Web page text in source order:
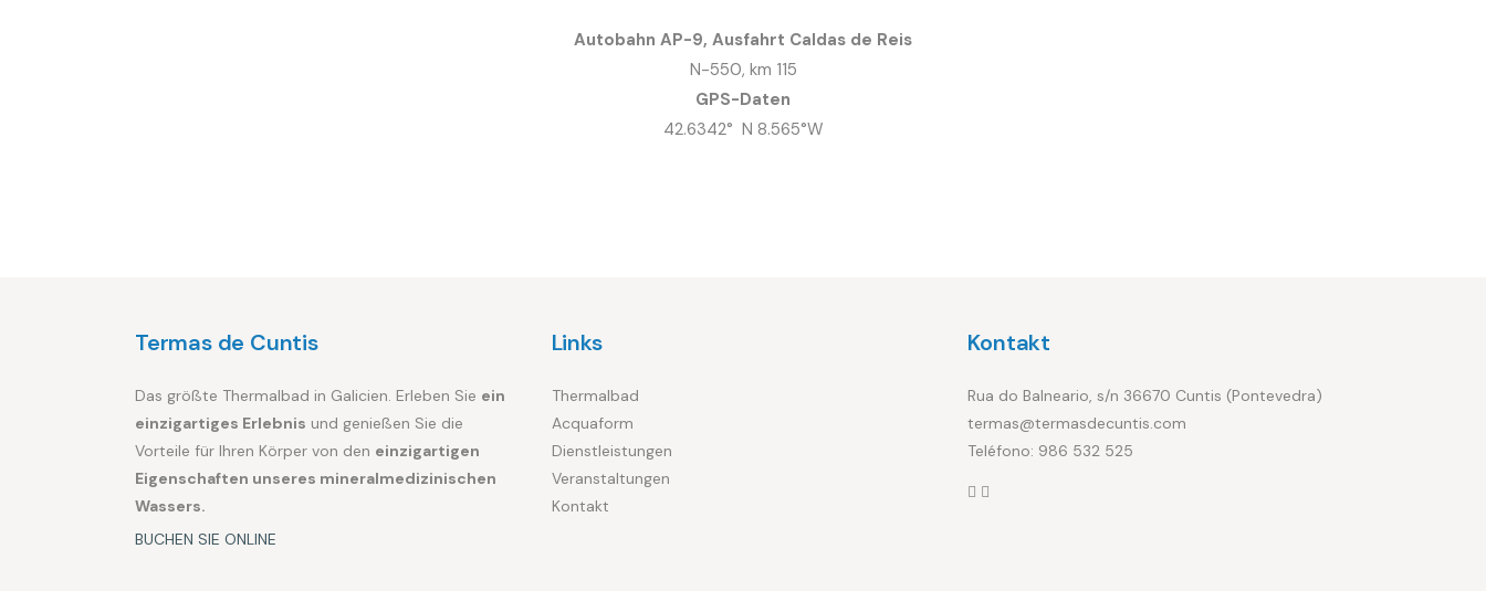
Autobahn AP-9, Ausfahrt Caldas de Reis
N-550, km 115
GPS-Daten
42.6342° N 8.565°W
Termas de Cuntis
Das größte Thermalbad in Galicien. Erleben Sie ein
einzigartiges Erlebnis und genießen Sie die
Vorteile für Ihren Körper von den einzigartigen
Eigenschaften unseres mineralmedizinischen
Wassers.
BUCHEN SIE ONLINE
Links
Thermalbad
Acquaform
Dienstleistungen
Veranstaltungen
Kontakt
Kontakt
Rua do Balneario, s/n 36670 Cuntis (Pontevedra)
termas@termasdecuntis.com
Teléfono: 986 532 525